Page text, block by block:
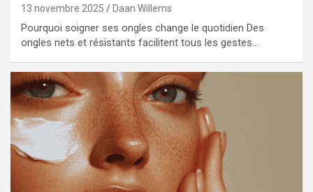
13 novembre 2025 Daan Willems
Pourquoi soigner ses ongles change le quotidien Des
ongles nets et résistants facilitent tous les gestes…